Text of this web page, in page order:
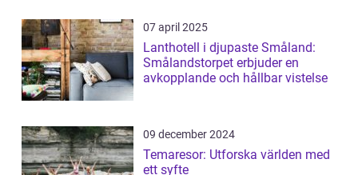
07 april 2025
Lanthotell i djupaste Småland:
Smålandstorpet erbjuder en
avkopplande och hållbar vistelse
09 december 2024
Temaresor: Utforska världen med
ett syfte